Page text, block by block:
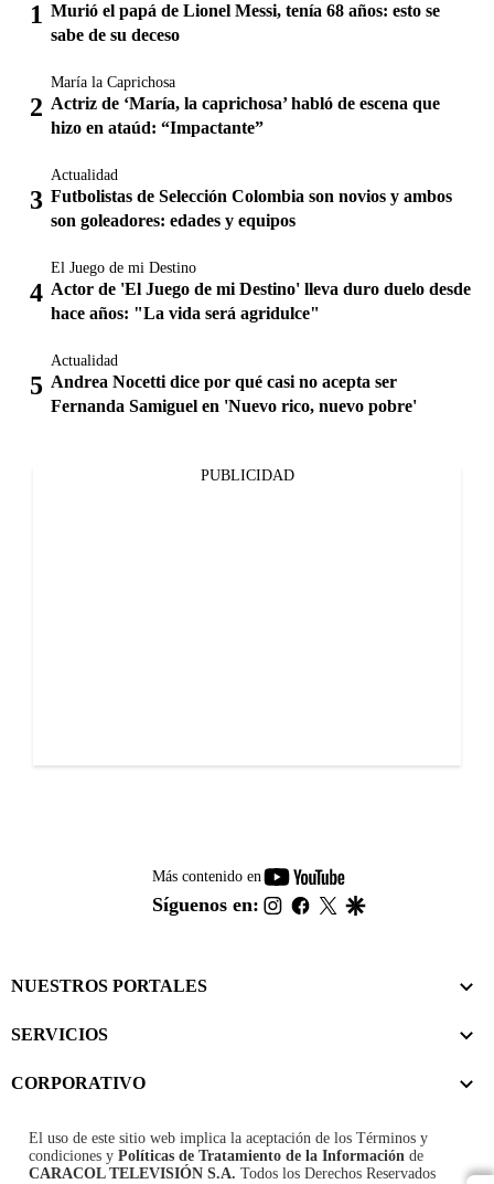
Murió el papá de Lionel Messi, tenía 68 años: esto se
sabe de su deceso
María la Caprichosa
Actriz de ‘María, la caprichosa’ habló de escena que
hizo en ataúd: “Impactante”
Actualidad
Futbolistas de Selección Colombia son novios y ambos
son goleadores: edades y equipos
El Juego de mi Destino
Actor de 'El Juego de mi Destino' lleva duro duelo desde
hace años: "La vida será agridulce"
Actualidad
Andrea Nocetti dice por qué casi no acepta ser
Fernanda Samiguel en 'Nuevo rico, nuevo pobre'
PUBLICIDAD
Más contenido en
youtube-
footer
Síguenos en: instagram
facebook
twitter
NUESTROS PORTALES
SERVICIOS
CORPORATIVO
El uso de este sitio web implica la aceptación de los Términos y
condiciones y Políticas de Tratamiento de la Información de
CARACOL TELEVISIÓN S.A. Todos los Derechos Reservados